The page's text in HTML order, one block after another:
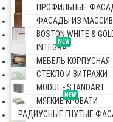
ПРОФИЛЬНЫЕ
ФАСАДЫ ИЗ
BOSTON WHITE &
NEW
INTEGRA
МЕБЕЛЬ КОРПУСНАЯ
СТЕКЛО И ВИТРАЖИ
MODUL - STANDART
NEW
МЯГКИЕ КРОВАТИ
РАДИУСНЫЕ ГНУТЫЕ